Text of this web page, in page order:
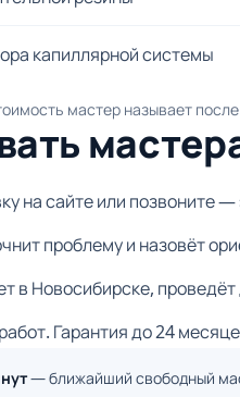
капиллярной системы
мастер называет
на сайте или позвоните —
проблему и назовёт
в Новосибирске, проведёт
Гарантия до 24
— ближайший свободный